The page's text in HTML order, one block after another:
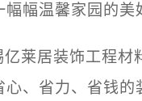
幅温馨家园的美
莱居装饰工程材
心、省力、省钱的